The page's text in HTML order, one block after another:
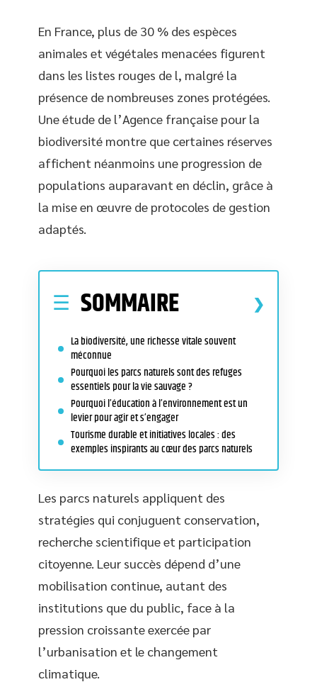
En France, plus de 30 % des espèces
animales et végétales menacées figurent
dans les listes rouges de l, malgré la
présence de nombreuses zones protégées.
Une étude de l’Agence française pour la
biodiversité montre que certaines réserves
affichent néanmoins une progression de
populations auparavant en déclin, grâce à
la mise en œuvre de protocoles de gestion
adaptés.
SOMMAIRE
La biodiversité, une richesse vitale souvent
méconnue
Pourquoi les parcs naturels sont des refuges
essentiels pour la vie sauvage ?
Pourquoi l’éducation à l’environnement est un
levier pour agir et s’engager
Tourisme durable et initiatives locales : des
exemples inspirants au cœur des parcs naturels
Les parcs naturels appliquent des
stratégies qui conjuguent conservation,
recherche scientifique et participation
citoyenne. Leur succès dépend d’une
mobilisation continue, autant des
institutions que du public, face à la
pression croissante exercée par
l’urbanisation et le changement
climatique.